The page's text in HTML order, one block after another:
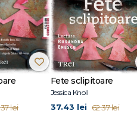
lei
Fete sclipitoare
Jessica Knoll
37.43 lei 62.37 lei